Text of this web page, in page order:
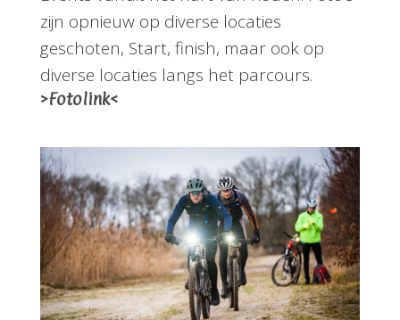
zijn opnieuw op diverse locaties
geschoten, Start, finish, maar ook op
diverse locaties langs het parcours.
>Fotolink<